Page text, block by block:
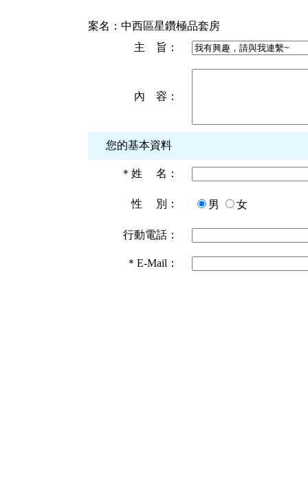
案名： 中西區星鑽極品套房
主 旨：
內 容：
您的基本資料
＊ 姓 名：
性 別： 男 女
行動電話：
＊ E-Mail：